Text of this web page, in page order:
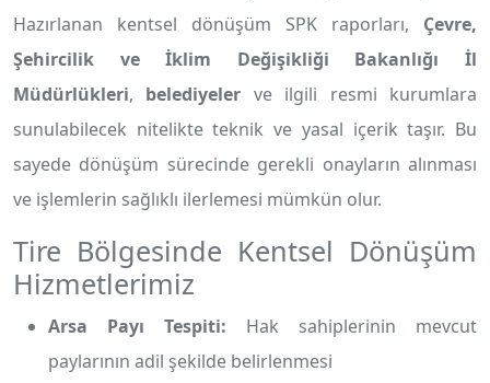
Hazırlanan kentsel dönüşüm SPK raporları, Çevre,
Şehircilik ve İklim Değişikliği Bakanlığı İl
Müdürlükleri, belediyeler ve ilgili resmi kurumlara
sunulabilecek nitelikte teknik ve yasal içerik taşır. Bu
sayede dönüşüm sürecinde gerekli onayların alınması
ve işlemlerin sağlıklı ilerlemesi mümkün olur.
Tire Bölgesinde Kentsel Dönüşüm
Hizmetlerimiz
Arsa Payı Tespiti: Hak sahiplerinin mevcut
paylarının adil şekilde belirlenmesi